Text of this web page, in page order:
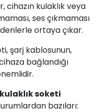
kulaklık veya
ses çıkmaması
ortaya çıkar.
şarj kablosunun,
bağlandığı
soketi
bazıları: